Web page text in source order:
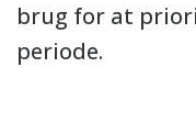
brug for at
periode.